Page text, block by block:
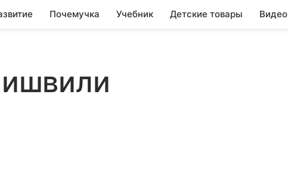
Почемучка Учебник Детские товары Видео